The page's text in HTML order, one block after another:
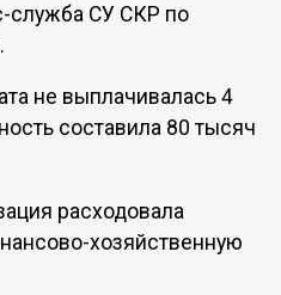
служба СУ СКР по
не выплачивалась 4
составила 80 тысяч
расходовала
хозяйственную